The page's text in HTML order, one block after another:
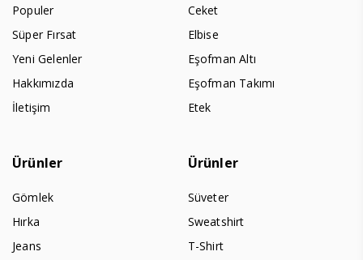
Populer
Süper Fırsat
Yeni Gelenler
Hakkımızda
İletişim
Ceket
Elbise
Eşofman Altı
Eşofman Takımı
Etek
Ürünler
Gömlek
Hırka
Jeans
Ürünler
Süveter
Sweatshirt
T-Shirt